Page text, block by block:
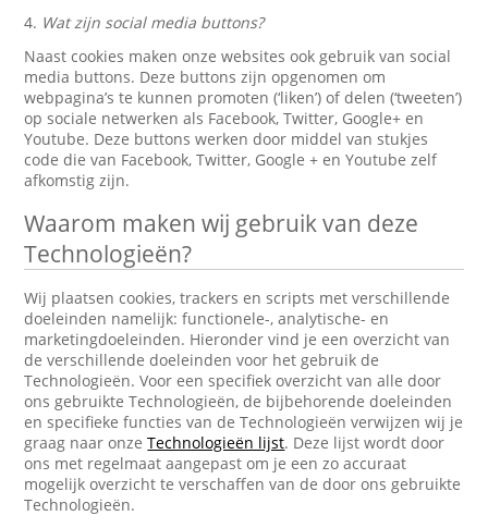
4. Wat zijn social media buttons?
Naast cookies maken onze websites ook gebruik van social
media buttons. Deze buttons zijn opgenomen om
webpagina’s te kunnen promoten (‘liken’) of delen (‘tweeten’)
op sociale netwerken als Facebook, Twitter, Google+ en
Youtube. Deze buttons werken door middel van stukjes
code die van Facebook, Twitter, Google + en Youtube zelf
afkomstig zijn.
Waarom maken wij gebruik van deze
Technologieën?
Wij plaatsen cookies, trackers en scripts met verschillende
doeleinden namelijk: functionele-, analytische- en
marketingdoeleinden. Hieronder vind je een overzicht van
de verschillende doeleinden voor het gebruik de
Technologieën. Voor een specifiek overzicht van alle door
ons gebruikte Technologieën, de bijbehorende doeleinden
en specifieke functies van de Technologieën verwijzen wij je
graag naar onzeTechnologieën lijst. Deze lijst wordt door
ons met regelmaat aangepast om je een zo accuraat
mogelijk overzicht te verschaffen van de door ons gebruikte
Technologieën.